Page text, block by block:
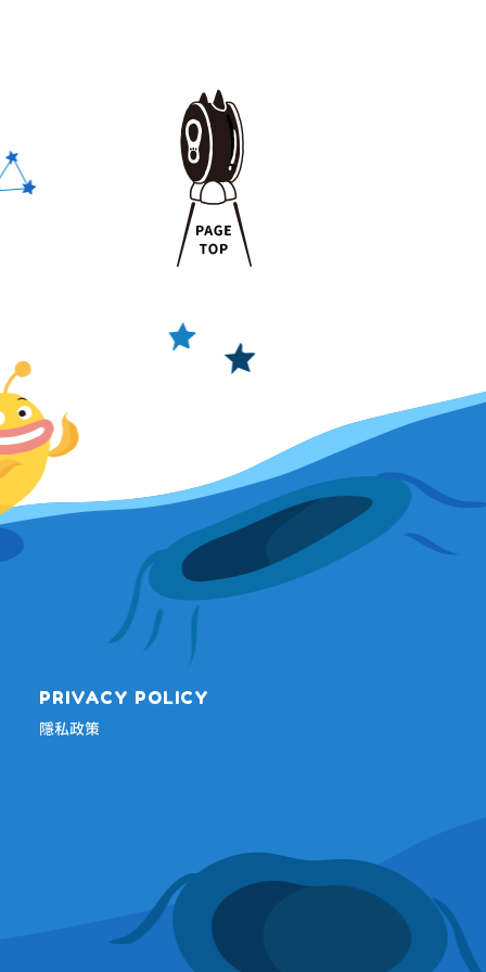
PRIVACY POLICY
隱私政策